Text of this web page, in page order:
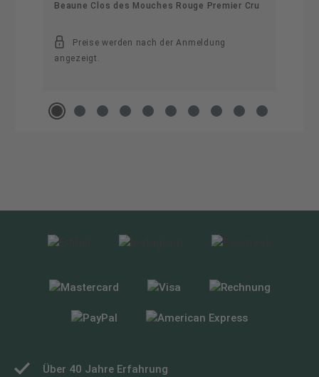
Beaune Clos des Mouches Rouge Premier Cru
Preise werden nach der Anmeldung
angezeigt.
Über 40 Jahre Erfahrung